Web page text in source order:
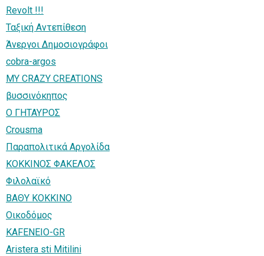
Revolt !!!
Ταξική Αντεπίθεση
Άνεργοι Δημοσιογράφοι
cobra-argos
MY CRAZY CREATIONS
βυσσινόκηπος
Ο ΓΗΤΑΥΡΟΣ
Crousma
Παραπολιτικά Αργολίδα
KOKKINOΣ ΦΑΚΕΛΟΣ
Φιλολαϊκό
ΒΑΘΥ ΚΟΚΚΙΝΟ
Οικοδόμος
KAFENEIO-GR
Aristera sti Mitilini